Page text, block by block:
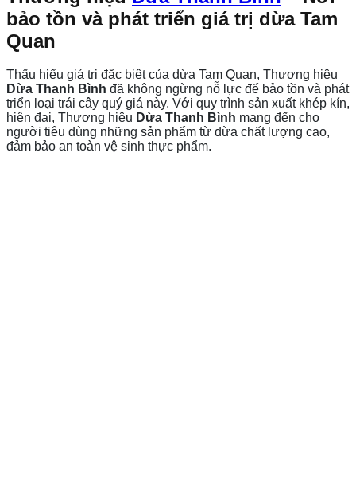
bảo tồn và phát triển giá trị dừa Tam
Quan
Thấu hiểu giá trị đặc biệt của dừa Tam Quan, Thương hiệu
Dừa Thanh Bình đã không ngừng nỗ lực để bảo tồn và phát
triển loại trái cây quý giá này. Với quy trình sản xuất khép kín,
hiện đại, Thương hiệu Dừa Thanh Bình mang đến cho
người tiêu dùng những sản phẩm từ dừa chất lượng cao,
đảm bảo an toàn vệ sinh thực phẩm.